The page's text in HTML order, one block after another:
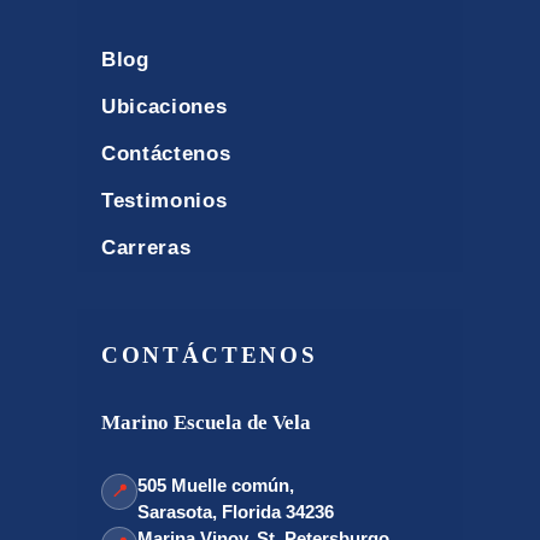
Blog
Ubicaciones
Contáctenos
Testimonios
Carreras
CONTÁCTENOS
Marino Escuela de Vela
📍 505 Muelle común,
Sarasota, Florida 34236